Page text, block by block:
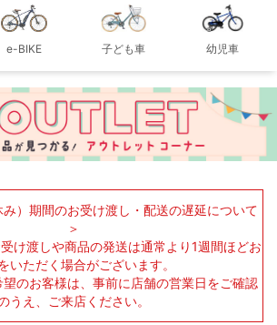
e-BIKE 子ども車 幼児車
み）期間のお受け渡し・配送の遅延について
＞
け渡しや商品の発送は通常より1週間ほどお
いただく場合がございます。
のお客様は、事前に店舗の営業日をご確認
うえ、ご来店ください。